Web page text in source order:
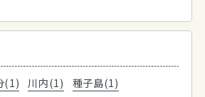
(1) 川内(1) 種子島(1)